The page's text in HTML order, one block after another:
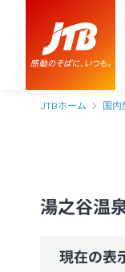
JTBホーム 国内
湯之谷温
現在の表